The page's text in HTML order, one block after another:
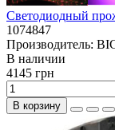
Светодиодный
1074847
Производитель:
В наличии
4145 грн
В корзину